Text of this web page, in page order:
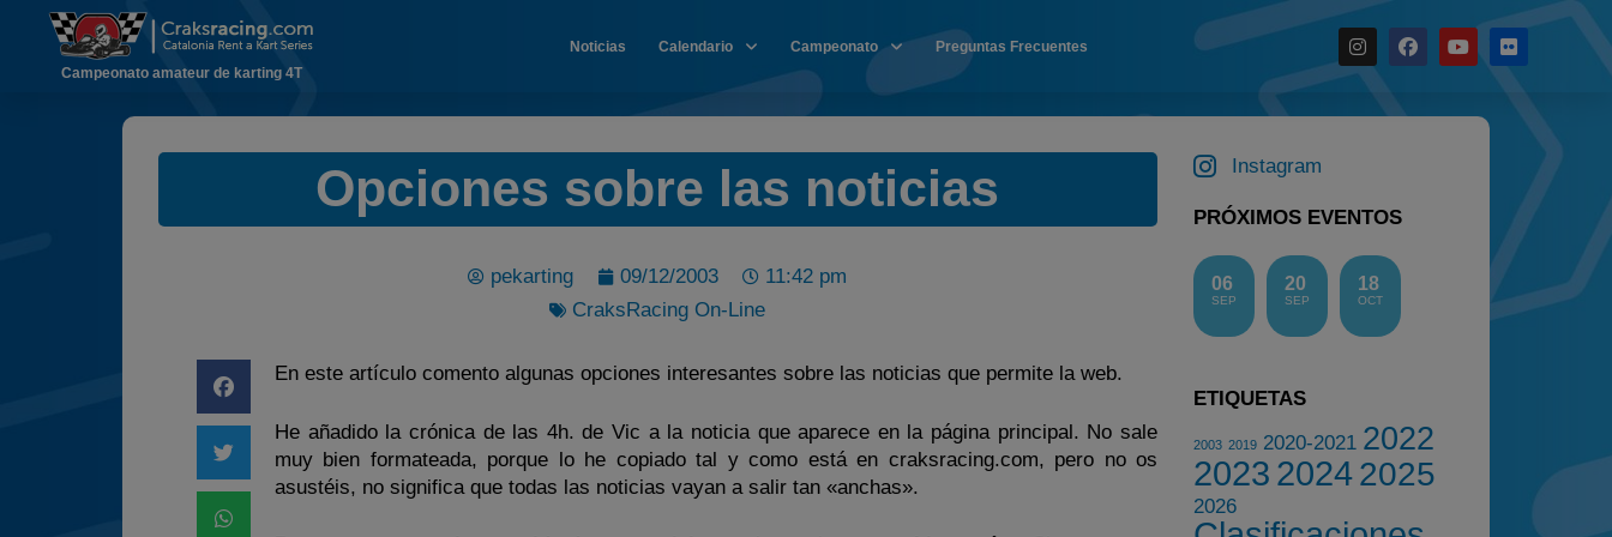
Noticias
Campeonato
Temporada 2026
Campeonato amateur de karting 4T
Noticias Calendario Campeonato Preguntas Frecuentes
Opciones sobre las noticias
pekarting 09/12/2003
11:42 pm
CraksRacing On-Line
En este artículo comento algunas opciones interesantes sobre las noticias que permite la web.
He añadido la crónica de las 4h. de Vic a la noticia que aparece en la página principal. No sale
muy bien formateada, porque lo he copiado tal y como está en craksracing.com, pero no os
asustéis, no significa que todas las noticias vayan a salir tan «anchas».
Instagram
PRÓXIMOS EVENTOS
06
SEP
20
SEP
18
OCT
ETIQUETAS
2003 2019 2020-2021 2022
2023 20242025
2026